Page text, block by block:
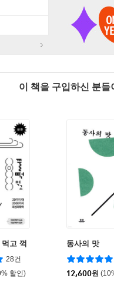
이 책을 구입하신 분
고 꺽
28건
할인)
동사의 맛
12,600원